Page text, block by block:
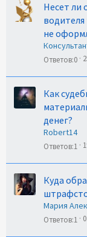
Несет ли
не
Ответов 0
Как
денег?
Robert14
Ответов 1
Куда
Мария
Ответов 1